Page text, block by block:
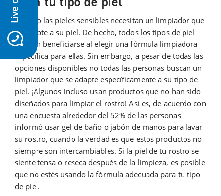
icon-whatsapp
No sólo las pieles sensibles necesitan un limpiador que
se adapte a su piel. De hecho, todos los tipos de piel
pueden beneficiarse al elegir una fórmula limpiadora
específica para ellas. Sin embargo, a pesar de todas las
opciones disponibles no todas las personas buscan un
limpiador que se adapte específicamente a su tipo de
piel. ¡Algunos incluso usan productos que no han sido
diseñados para limpiar el rostro! Así es, de acuerdo con
una encuesta alrededor del 52% de las personas
informó usar gel de baño o jabón de manos para lavar
su rostro, cuando la verdad es que estos productos no
siempre son intercambiables. Si la piel de tu rostro se
siente tensa o reseca después de la limpieza, es posible
que no estés usando la fórmula adecuada para tu tipo
de piel.